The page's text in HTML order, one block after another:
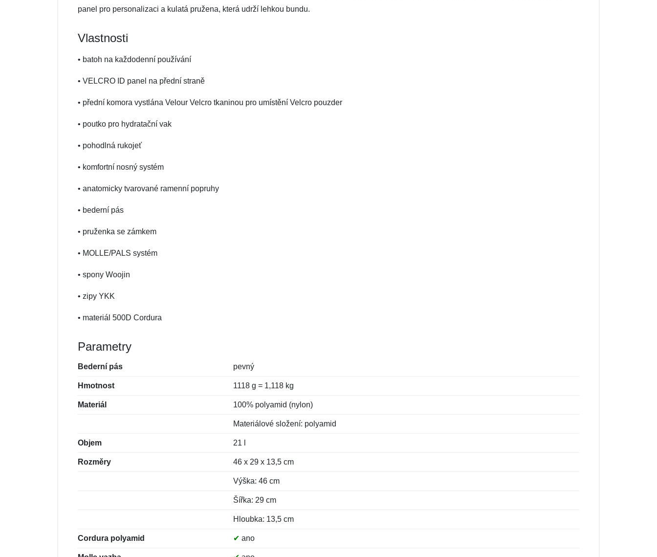
panel pro personalizaci a kulatá pružena, která udrží lehkou bundu.
Vlastnosti
• batoh na každodenní používání
• VELCRO ID panel na přední straně
• přední komora vystlána Velour Velcro tkaninou pro umístění Velcro pouzder
• poutko pro hydratační vak
• pohodlná rukojeť
• komfortní nosný systém
• anatomicky tvarované ramenní popruhy
• bederní pás
• pruženka se zámkem
• MOLLE/PALS systém
• spony Woojin
• zipy YKK
• materiál 500D Cordura
Parametry
Bederní pás pevný
Hmotnost 1118 g = 1,118 kg
Materiál 100% polyamid (nylon)
Materiálové složení: polyamid
Objem 21 l
Rozměry 46 x 29 x 13,5 cm
Výška: 46 cm
Šířka: 29 cm
Hloubka: 13,5 cm
Cordura polyamid ✔ ano